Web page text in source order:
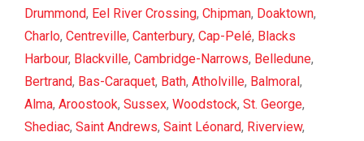
Drummond, Eel River Crossing, Chipman, Doaktown,
Charlo, Centreville, Canterbury, Cap-Pelé, Blacks
Harbour, Blackville, Cambridge-Narrows, Belledune,
Bertrand, Bas-Caraquet, Bath, Atholville, Balmoral ,
Alma, Aroostook, Sussex, Woodstock, St. George,
Shediac, Saint Andrews, Saint Léonard, Riverview,